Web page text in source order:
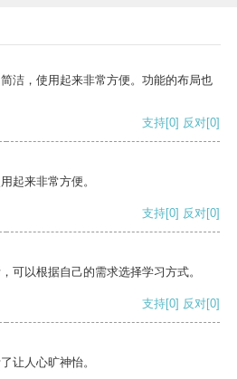
洁，使用起来非常方便。功能的布局也
支持[0] 反对[0]
起来非常方便。
支持[0] 反对[0]
可以根据自己的需求选择学习方式。
支持[0] 反对[0]
让人心旷神怡。